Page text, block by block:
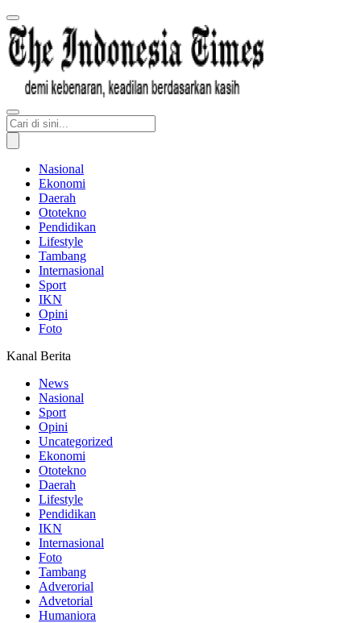
Nasional
Ekonomi
Daerah
Ototekno
Pendidikan
Lifestyle
Tambang
Internasional
Sport
IKN
Opini
Foto
Kanal Berita
News
Nasional
Sport
Opini
Uncategorized
Ekonomi
Ototekno
Daerah
Lifestyle
Pendidikan
IKN
Internasional
Foto
Tambang
Adverorial
Advetorial
Humaniora